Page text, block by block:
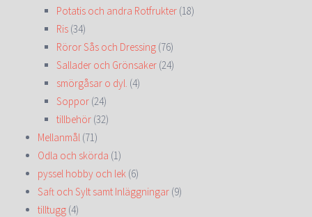
Potatis och andra Rotfrukter (18)
Ris (34)
Röror Sås och Dressing (76)
Sallader och Grönsaker (24)
smörgåsar o dyl. (4)
Soppor (24)
tillbehör (32)
Mellanmål (71)
Odla och skörda (1)
pyssel hobby och lek (6)
Saft och Sylt samt Inläggningar (9)
tilltugg (4)